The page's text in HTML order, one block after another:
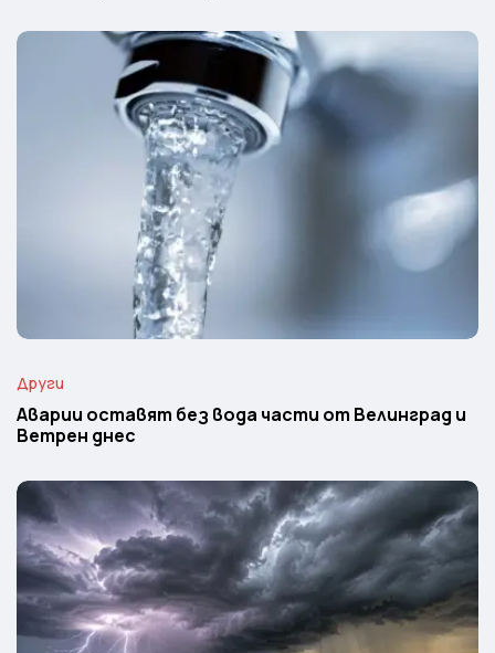
Други
Аварии оставят без вода части от Велинград и
Ветрен днес